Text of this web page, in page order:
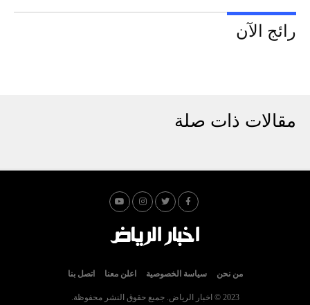
رائج الآن
مقالات ذات صلة
من نحن سياسة الخصوصية اعلن معنا اتصل بنا
2023 © اخبار الرياض. جميع حقوق النشر محفوظة.